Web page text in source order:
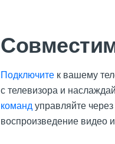
Подключите к вашему
с телевизора и
команд управляйте
воспроизведение видео